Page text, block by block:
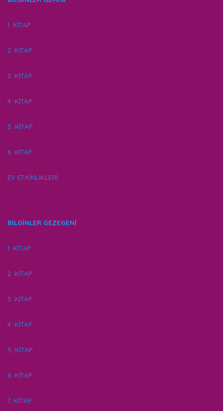
1. KİTAP
2. KİTAP
3. KİTAP
4. KİTAP
5. KİTAP
6. KİTAP
EV ETKİNLİKLERİ
BİLGİNLER GEZEGENİ
1. KİTAP
2. KİTAP
3. KİTAP
4. KİTAP
5. KİTAP
6. KİTAP
7. KİTAP